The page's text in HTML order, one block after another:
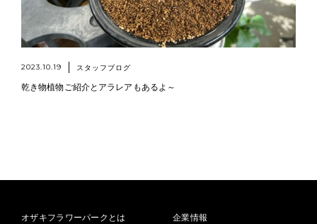
2023.10.19 スタッフブログ
乾き物植物ご紹介とアラレアもあるよ～
オザキフラワーパークとは 企業情報